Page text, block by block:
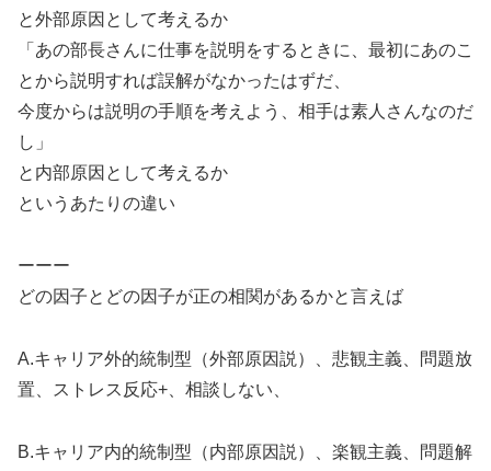
と外部原因として考えるか
「あの部長さんに仕事を説明をするときに、最初にあのこ
とから説明すれば誤解がなかったはずだ、
今度からは説明の手順を考えよう、相手は素人さんなのだ
し」
と内部原因として考えるか
というあたりの違い
ーーー
どの因子とどの因子が正の相関があるかと言えば
A.キャリア外的統制型（外部原因説）、悲観主義、問題放
置、ストレス反応+、相談しない、
B.キャリア内的統制型（内部原因説）、楽観主義、問題解